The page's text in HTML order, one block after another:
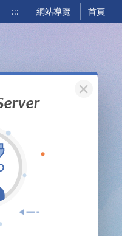
::: 網站導覽 首頁
關閉